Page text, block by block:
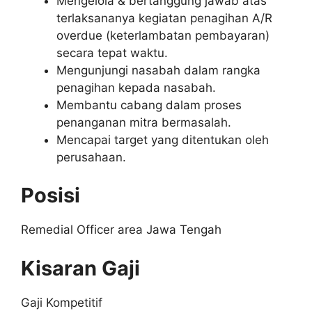
terlaksananya kegiatan penagihan A/R
overdue (keterlambatan pembayaran)
secara tepat waktu.
Mengunjungi nasabah dalam rangka
penagihan kepada nasabah.
Membantu cabang dalam proses
penanganan mitra bermasalah.
Mencapai target yang ditentukan oleh
perusahaan.
Posisi
Remedial Officer area Jawa Tengah
Kisaran Gaji
Gaji Kompetitif